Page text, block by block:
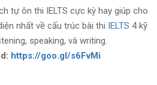
tự ôn thi IELTS cực kỳ hay giúp cho
nhất về cấu trúc bài thi IELTS 4 kỹ
speaking, và writing.
https://goo.gl/s6FvMi